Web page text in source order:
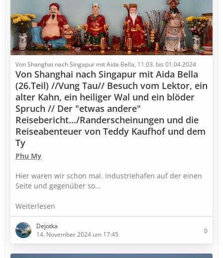
Von Shanghai nach Singapur mit Aida Bella, 11.03. bis 01.04.2024
Von Shanghai nach Singapur mit Aida Bella
(26.Teil) //Vung Tau// Besuch vom Lektor, ein
alter Kahn, ein heiliger Wal und ein blöder
Spruch // Der "etwas andere"
Reisebericht.../Randerscheinungen und die
Reiseabenteuer von Teddy Kaufhof und dem
Ty
Phu My
Hier waren wir schon mal. Industriehafen auf der einen
Seite und gegenüber so…
Weiterlesen
Dejotka
14. November 2024 um 17:45
0